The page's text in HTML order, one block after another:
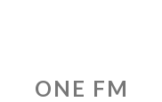
ONE FM